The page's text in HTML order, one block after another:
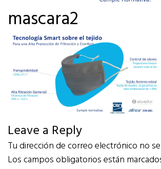
mascara2
Leave a Reply
Tu dirección de correo electrónico no
Los campos obligatorios están